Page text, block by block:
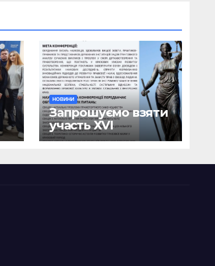
НОВИНИ
Запрошуємо взяти
участь ХVІ
Міжнародній
практичній